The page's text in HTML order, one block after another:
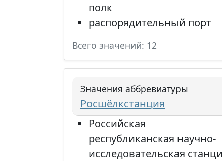
полк
распорядительный порт
Всего значений: 12
Значения аббревиатуры
Росшёлкстанция
Российская
республиканская научно-
исследовательская